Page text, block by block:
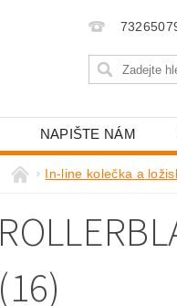
NAPIŠTE NÁM
In-line kolečka a
(16)